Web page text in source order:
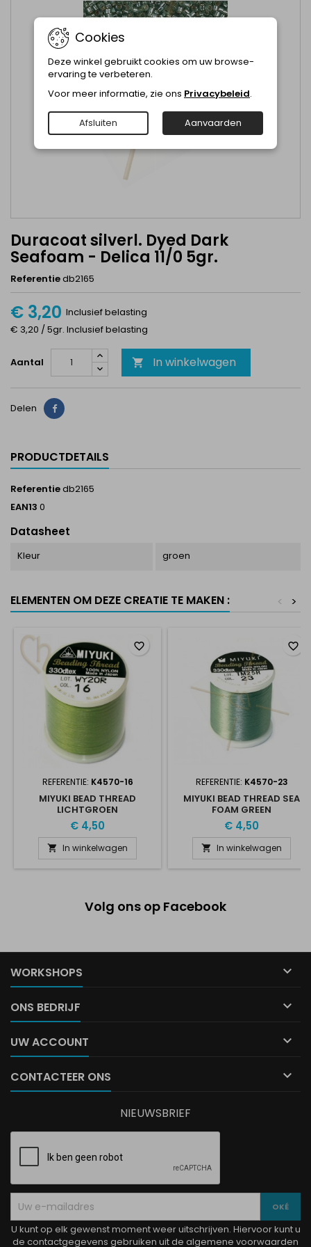
Duracoat silverl. Dyed Dark
Seafoam - Delica 11/0 5gr.
Referentiedb2165
€ 3,20 Inclusief belasting
€ 3,20 / 5gr. Inclusief belasting
Aantal  In winkelwagen
Delen Delen
PRODUCTDETAILS
Referentiedb2165
EAN13 0
Datasheet
Kleur groen
ELEMENTEN OM DEZE CREATIE TE MAKEN : >
<
REFERENTIE: K4570-16
MIYUKI BEAD THREAD
LICHTGROEN
€ 4,50
 In winkelwagen
favorite_border
REFERENTIE: K4570-23
MIYUKI BEAD THREAD SEA
FOAM GREEN
€ 4,50
 In winkelwagen
favorite_border
Volg ons op Facebook
WORKSHOPS 
ONS BEDRIJF 
UW ACCOUNT 
CONTACTEER ONS 
Cookies
Deze winkel gebruikt cookies om uw browse-
ervaring te verbeteren.
Voor meer informatie, zie ons Privacybeleid.
Afsluiten Aanvaarden
NIEUWSBRIEF
U kunt op elk gewenst moment weer uitschrijven. Hiervoor kunt u
de contactgegevens gebruiken uit de algemene voorwaarden